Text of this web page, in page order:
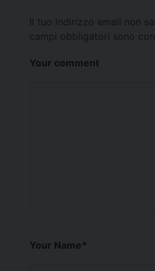
Il tuo indirizzo email non
campi obbligatori sono
Your comment
Your Name*